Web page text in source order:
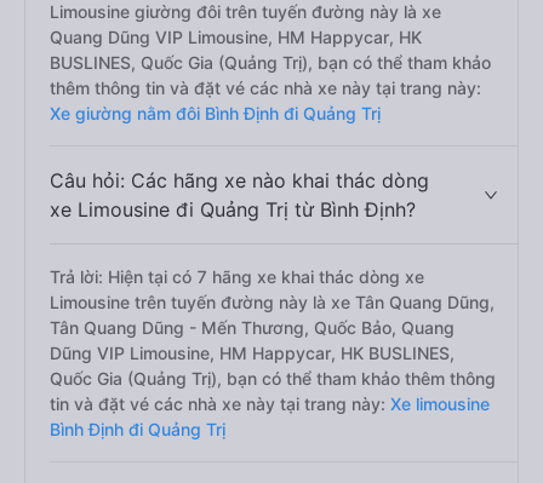
Limousine giường đôi trên tuyến đường này là xe
Quang Dũng VIP Limousine, HM Happycar, HK
BUSLINES, Quốc Gia (Quảng Trị), bạn có thể tham khảo
thêm thông tin và đặt vé các nhà xe này tại trang này:
Xe giường nằm đôi Bình Định đi Quảng Trị
Câu hỏi: Các hãng xe nào khai thác dòng
xe Limousine đi Quảng Trị từ Bình Định?
Trả lời: Hiện tại có 7 hãng xe khai thác dòng xe
Limousine trên tuyến đường này là xe Tân Quang Dũng,
Tân Quang Dũng - Mến Thương, Quốc Bảo, Quang
Dũng VIP Limousine, HM Happycar, HK BUSLINES,
Quốc Gia (Quảng Trị), bạn có thể tham khảo thêm thông
tin và đặt vé các nhà xe này tại trang này: Xe limousine
Bình Định đi Quảng Trị